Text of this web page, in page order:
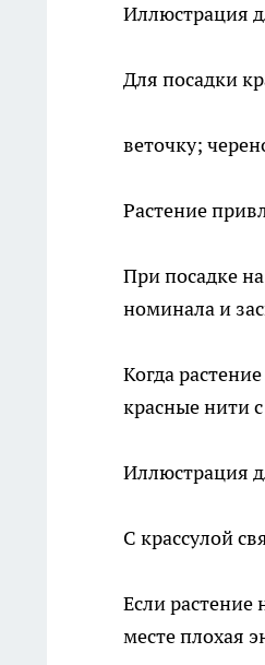
Иллюстрация
Для посадки
веточку;
Растение
При посадке
номинала и
Когда
красные нити
Иллюстрация
С крассулой
Если растение
месте плохая